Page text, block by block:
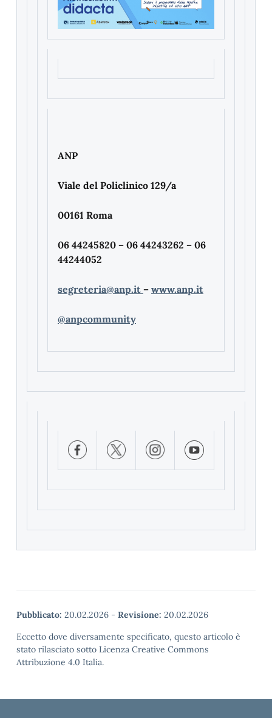
ANP
Viale del Policlinico 129/a
00161 Roma
06 44245820 – 06 44243262 – 06
44244052
segreteria@anp.it – www.anp.it
@anpcommunity
Pubblicato: 20.02.2026 - Revisione: 20.02.2026
Eccetto dove diversamente specificato, questo articolo è
stato rilasciato sotto Licenza Creative Commons
Attribuzione 4.0 Italia.